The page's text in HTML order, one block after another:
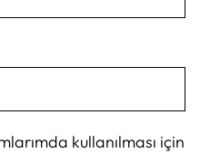
kullanılması için